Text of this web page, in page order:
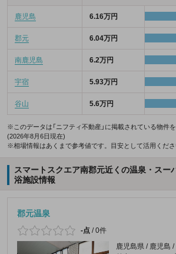
鹿児島 6.16万円
郡元 6.04万円
南鹿児島 6.2万円
宇宿 5.93万円
谷山 5.6万円
※このデータは「ニフティ不動産」に掲載されている物件
(2026年8月6日現在)
※相場情報はあくまで参考値です。目安として活用くださ
スマートスクエア南郡元近くの温泉・スー
浴施設情報
郡元温泉
-点 /0件
鹿児島県 / 鹿児島 /